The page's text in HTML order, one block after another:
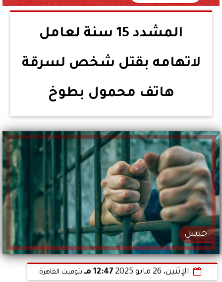
المشدد 15 سنة لعامل
لاتهامه بقتل شخص لسرقة
هاتف محمول بطوخ
حبس
الإثنين، 26 مايو 2025 12:47 مـ بتوقيت القاهرة